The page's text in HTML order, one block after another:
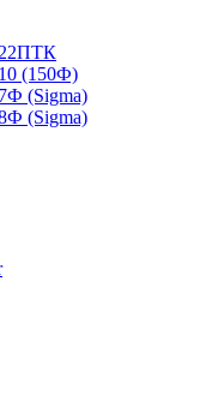
(150Ф)
(Sigma)
(Sigma)